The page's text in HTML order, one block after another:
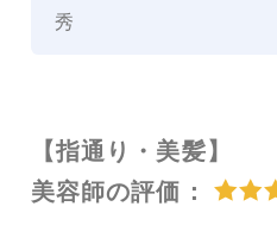
秀
【指通り・美髪】
美容師の評価：